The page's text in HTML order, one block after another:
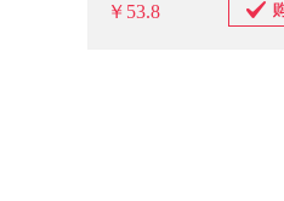
￥53.8